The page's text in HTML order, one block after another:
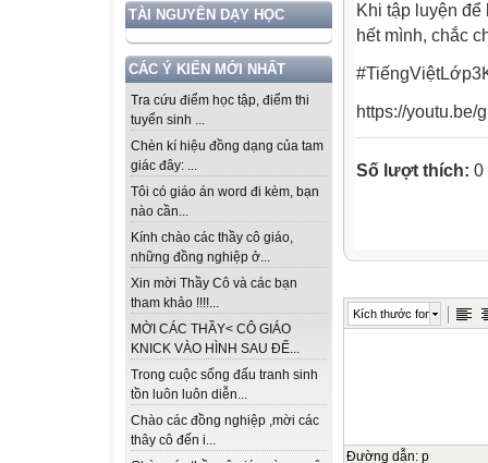
TÀI NGUYÊN DẠY HỌC
CÁC Ý KIẾN MỚI NHẤT
Tra cứu điểm học tập, điểm thi
tuyển sinh ...
Chèn kí hiệu đồng dạng của tam
giác đây: ...
Tôi có giáo án word đi kèm, bạn
nào cần...
Kính chào các thầy cô giáo,
những đồng nghiệp ở...
Xin mời Thầy Cô và các bạn
tham khảo !!!!...
MỜI CÁC THẦY< CÔ GIÁO
KNICK VÀO HÌNH SAU ĐỂ...
Trong cuộc sống đấu tranh sinh
tồn luôn luôn diễn...
Chào các đồng nghiệp ,mời các
thây cô đến i...
Khi tập luyện
hết mình, chắc
https://youtu.be/
Số lượt thích: 0
Kích thước font
Đường dẫn: p